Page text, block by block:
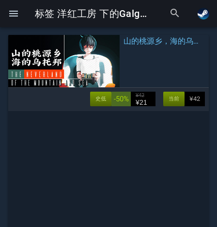
menu 标签 洋红工房 下的Galgame search
山的桃源乡，海的乌托邦
¥42
当前
-50% ¥42
¥21
史低